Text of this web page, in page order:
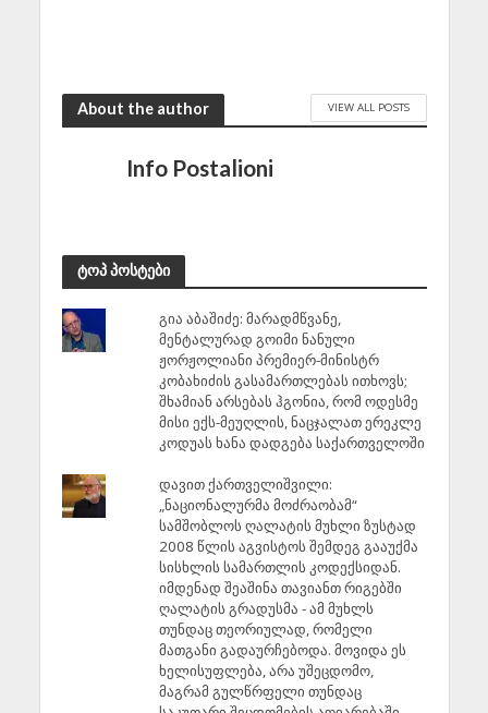
About the author VIEW ALL POSTS
Info Postalioni
ტოპ პოსტები
გია აბაშიძე: მარადმწვანე,
მენტალურად გოიმი ნანული
ჟორჟოლიანი პრემიერ-მინისტრ
კობახიძის გასამართლებას ითხოვს;
შხამიან არსებას ჰგონია, რომ ოდესმე
მისი ექს-მეუღლის, ნაცჯალათ ერეკლე
კოდუას ხანა დადგება საქართველოში
დავით ქართველიშვილი:
„ნაციონალურმა მოძრაობამ“
სამშობლოს ღალატის მუხლი ზუსტად
2008 წლის აგვისტოს შემდეგ გააუქმა
სისხლის სამართლის კოდექსიდან.
იმდენად შეაშინა თავიანთ რიგებში
ღალატის გრადუსმა - ამ მუხლს
თუნდაც თეორიულად, რომელი
მათგანი გადაურჩებოდა. მოვიდა ეს
ხელისუფლება, არა უშეცდომო,
მაგრამ გულწრფელი თუნდაც